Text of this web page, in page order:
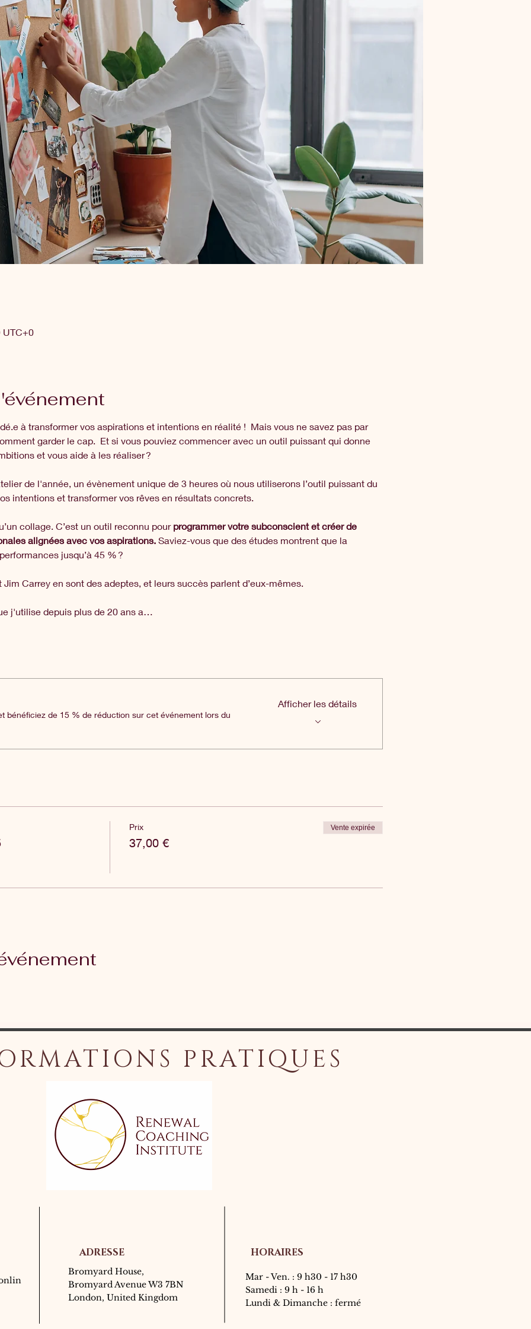
UTC+0
à transformer vos aspirations et intentions en réalité !  Mais vous ne savez pas par
garder le cap.  Et si vous pouviez commencer avec un outil puissant qui donne
et vous aide à les réaliser ?
de l'année, un évènement unique de 3 heures où nous utiliserons l’outil puissant du
intentions et transformer vos rêves en résultats concrets.
collage. C’est un outil reconnu pour programmer votre subconscient et créer de
alignées avec vos aspirations. Saviez-vous que des études montrent que la
jusqu’à 45 % ?
Carrey en sont des adeptes, et leurs succès parlent d’eux-mêmes.
j'utilise depuis plus de 20 ans a…
bénéficiez de 15 % de réduction sur cet événement lors du
Afficher les détails
Prix
37,00 €
Vente expirée
PRATIQUES
ADRESSE HORAIRES
Bromyard House,
Bromyard Avenue W3 7BN
London, United Kingdom
Mar - Ven. : 9 h30 - 17 h30
Samedi : 9 h - 16 h
Lundi & Dimanche : fermé